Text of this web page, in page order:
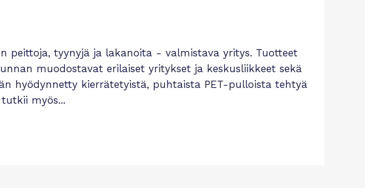
peittoja, tyynyjä ja lakanoita - valmistava yritys. Tuotteet
muodostavat erilaiset yritykset ja keskusliikkeet sekä
hyödynnetty kierrätetyistä, puhtaista PET-pulloista tehtyä
myös...